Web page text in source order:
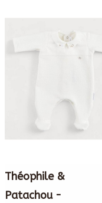
Théophile &
Patachou -